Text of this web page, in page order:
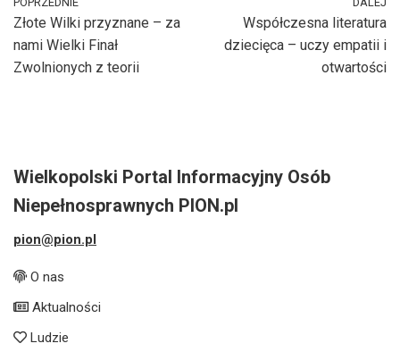
Złote Wilki przyznane – za
nami Wielki Finał
Zwolnionych z teorii
Współczesna literatura
dziecięca – uczy empatii i
otwartości
Wielkopolski Portal Informacyjny Osób
Niepełnosprawnych PION.pl
pion@pion.pl
O nas
Aktualności
Ludzie